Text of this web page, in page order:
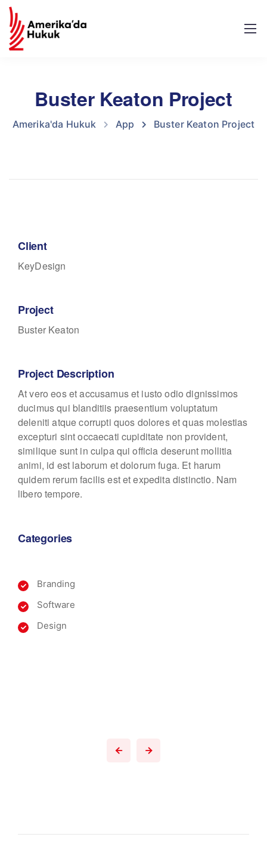
Buster Keaton Project
Amerika'da Hukuk App Buster Keaton Project
Client
KeyDesign
Project
Buster Keaton
Project Description
At vero eos et accusamus et iusto odio dignissimos
ducimus qui blanditiis praesentium voluptatum
deleniti atque corrupti quos dolores et quas molestias
excepturi sint occaecati cupiditate non provident,
similique sunt in culpa qui officia deserunt mollitia
animi, id est laborum et dolorum fuga. Et harum
quidem rerum facilis est et expedita distinctio. Nam
libero tempore.
Categories
Branding
Software
Design